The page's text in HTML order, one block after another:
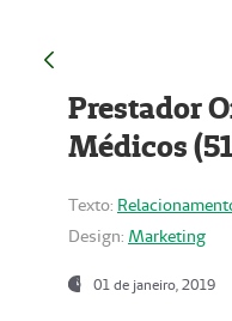
Prestador
Médicos
Texto:
Design: Marketing
01 de janeiro, 2019